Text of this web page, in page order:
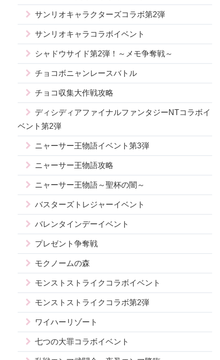
サンリオキャラクターズコラボ第2弾
サンリオキャラコラボイベント
シャドウサイド第2弾！～メモ争奪戦～
チョコボニャンレースバトル
チョコ収集大作戦攻略
ディシディアファイナルファンタジーNTコラボイ
ベント第2弾
ニャーサー王物語イベント第3弾
ニャーサー王物語攻略
ニャーサー王物語～聖杯の闇～
バスターズトレジャーイベント
バレンタインデーイベント
プレゼント争奪戦
モクノームの森
モンストストライクコラボイベント
モンストストライクコラボ第2弾
ワイハーリゾート
七つの大罪コラボイベント